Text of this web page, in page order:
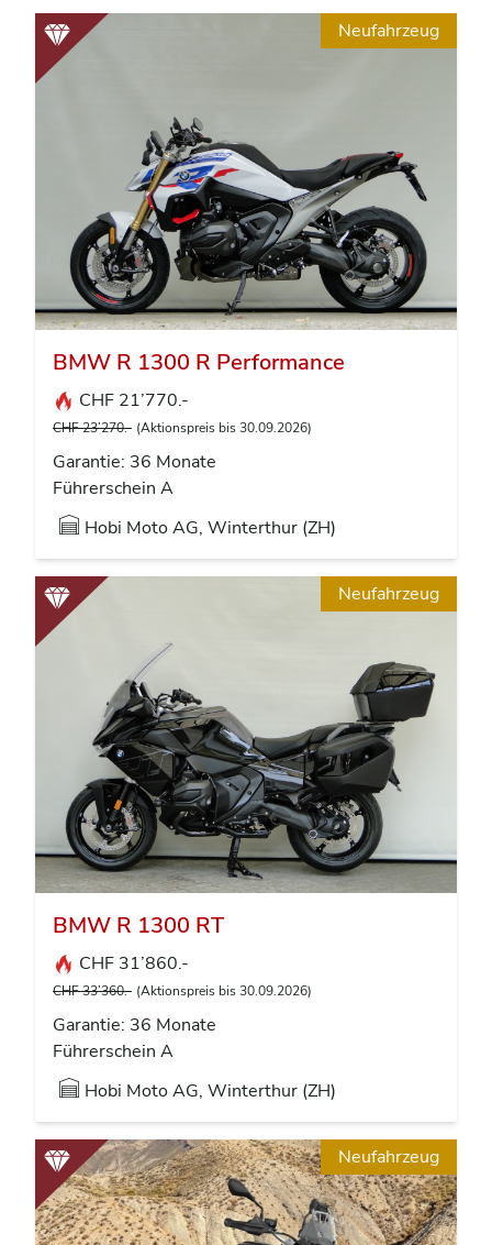
Neufahrzeug
BMW R 1300 R Performance
CHF 21’770.-
CHF 23’270.- (Aktionspreis bis 30.09.2026)
Garantie: 36 Monate
Führerschein A
Hobi Moto AG, Winterthur (ZH)
Neufahrzeug
BMW R 1300 RT
CHF 31’860.-
CHF 33’360.- (Aktionspreis bis 30.09.2026)
Garantie: 36 Monate
Führerschein A
Hobi Moto AG, Winterthur (ZH)
Neufahrzeug